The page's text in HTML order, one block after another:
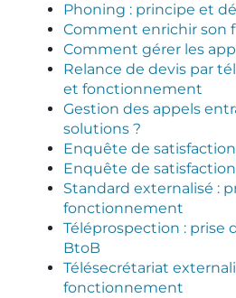
Phoning : principe et
Comment enrichir son
Comment gérer les
Relance de devis par
et fonctionnement
Gestion des appels
solutions ?
Enquête de
Enquête de
Standard externalisé :
fonctionnement
Téléprospection : prise
BtoB
Télésecrétariat
fonctionnement